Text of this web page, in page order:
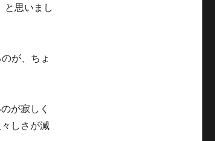
思いまし
が、ちょ
が寂しく
しさが減